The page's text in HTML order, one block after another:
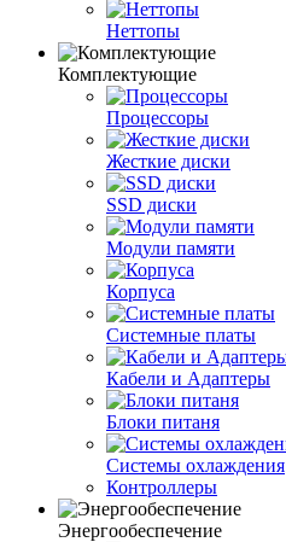
Неттопы
Комплектующие
Процессоры
Жесткие диски
SSD диски
Модули памяти
Корпуса
Системные платы
Кабели и Адаптеры
Блоки питаня
Системы охлаждения
Контроллеры
Энергообеспечение